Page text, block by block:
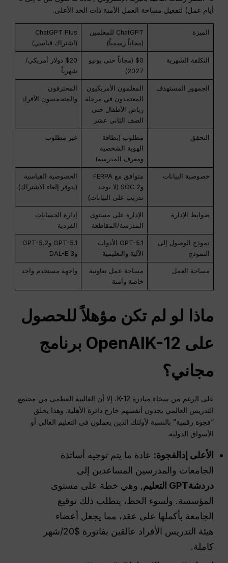
أيام عمل) لتفعيل مساحة العمل الآمنة ذات الحد الأعلى.
الميزة
ChatGPT للمعلمين
(مجاناً رسمياً)
ChatGPT Plus
(اشتراك قياسي)
التكلفة الشهرية
$0 (مجاناً حتى يونيو
2027)
$20 دولار أمريكي/
شهرياً
الجمهور المستهدف
المعلمون الأمريكيون
المعتمدون في مرحلة
رياض الأطفال حتى
الصف الثاني عشر
المحترفون
والمتحمسون الأفراد
التحقق
مطلوب (بطاقة
الهوية الشخصية
ومعرف المدرسة)
غير مطلوب
خصوصية البيانات
متوافق مع FERPA
وSOC 2 (لا يوجد
تدريب على البيانات)
الخصوصية القياسية
(يتوفر إلغاء الاشتراك)
ضوابط الإدارة
الإدارة على مستوى
المدرسة/المقاطعة
إدارة الحسابات
الفردية
نموذج الوصول إلى
النموذج
GPT-5.1 الأدوات
الآلية والتعليمية
GPT-5.1 وGPT-5.2
وDAL-E 3
مساحة العمل
مساحة عمل تعاونية
خاصة وآمنة
واجهة مستخدم واحد
ماذا لو لم تكن مؤهلاً للحصول
على
OpenAIK-12
برنامج
مجاني؟
على الرغم من سخاء مبادرة K-12، إلا أن الغالبية العظمى من مجتمع
التدريس العالمي يجدون أنفسهم خارج دائرة الأهلية. وهذا يخلق
“فجوة رقمية” بالنسبة لأولئك الذين يعملون في التعليم العالي أو
الأسواق الدولية.
الأعلى إدالفجوة: عادة ما يتم توجيه أساتذة
الجامعات والمدرسين المساعدين إلى
دردشةGPT
التعليم, وهي خطة على مستوى
المؤسسة. ولسوء الحظ، يتطلب ذلك توقيع
الجامعة بأكملها على عقد، مما يجعل أعضاء
هيئة التدريس الأفراد عالقين بفاتورة $20/شهر
كاملة.